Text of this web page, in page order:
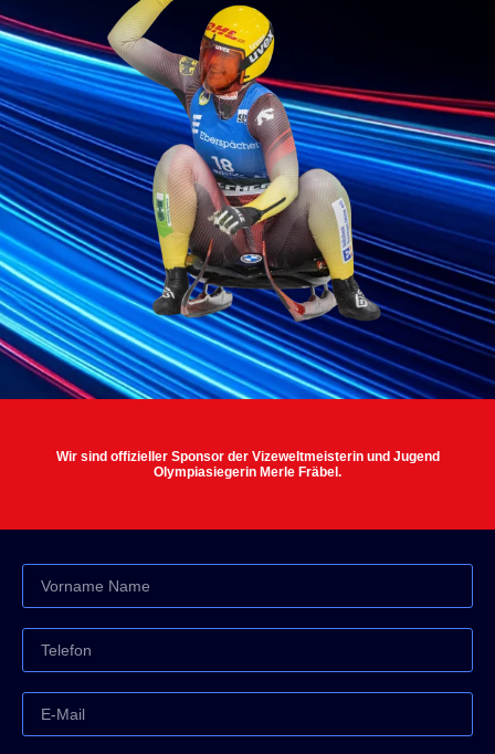
Wir sind offizieller Sponsor der Vizeweltmeisterin und Jugend
Olympiasiegerin Merle Fräbel.